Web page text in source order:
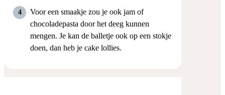
Voor een smaakje zou je ook jam of
chocoladepasta door het deeg kunnen
mengen. Je kan de balletje ook op een stokje
doen, dan heb je cake lollies.